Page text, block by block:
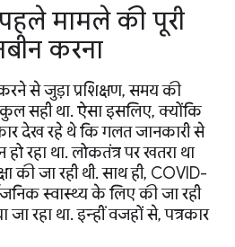
मामले की पूरी
करना
से जुड़ा प्रशिक्षण, समय की
सही था. ऐसा इसलिए, क्योंकि
देख रहे थे कि गलत जानकारी से
रहा था. लोकतंत्र पर खतरा था
की जा रही थी. साथ ही, COVID-
स्वास्थ्य के लिए की जा रही
रहा था. इन्हीं वजहों से, पत्रकार